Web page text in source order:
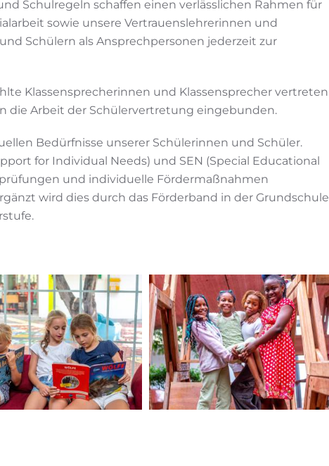
Schulregeln schaffen einen verlässlichen Rahmen für
sowie unsere Vertrauenslehrerinnen und
Schülern als Ansprechpersonen jederzeit zur
Klassensprecherinnen und Klassensprecher vertreten
die Arbeit der Schülervertretung eingebunden.
Bedürfnisse unserer Schülerinnen und Schüler.
for Individual Needs) und SEN (Special Educational
und individuelle Fördermaßnahmen
wird dies durch das Förderband in der Grundschule